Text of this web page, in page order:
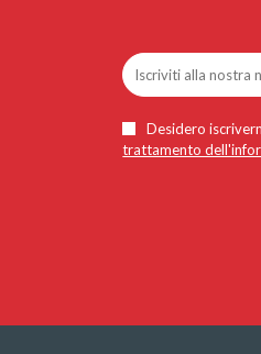
Desidero
trattamento